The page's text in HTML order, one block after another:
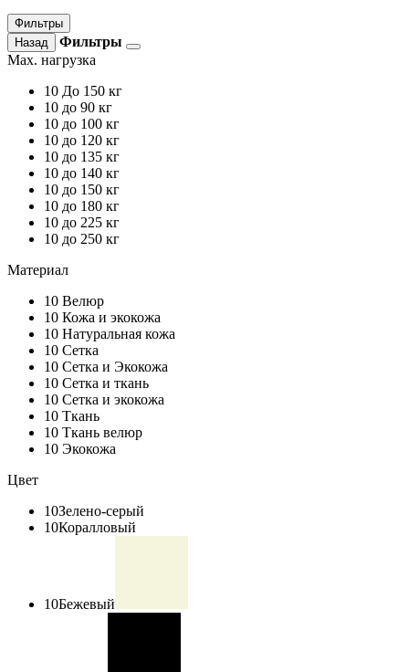
Фильтры
Назад
Фильтры
Max. нагрузка
10 До 150 кг
10 до 90 кг
10 до 100 кг
10 до 120 кг
10 до 135 кг
10 до 140 кг
10 до 150 кг
10 до 180 кг
10 до 225 кг
10 до 250 кг
Материал
10 Велюр
10 Кожа и экокожа
10 Натуральная кожа
10 Сетка
10 Сетка и Экокожа
10 Сетка и ткань
10 Сетка и экокожа
10 Ткань
10 Ткань велюр
10 Экокожа
Цвет
10Зелено-серый
10Коралловый
10Бежевый